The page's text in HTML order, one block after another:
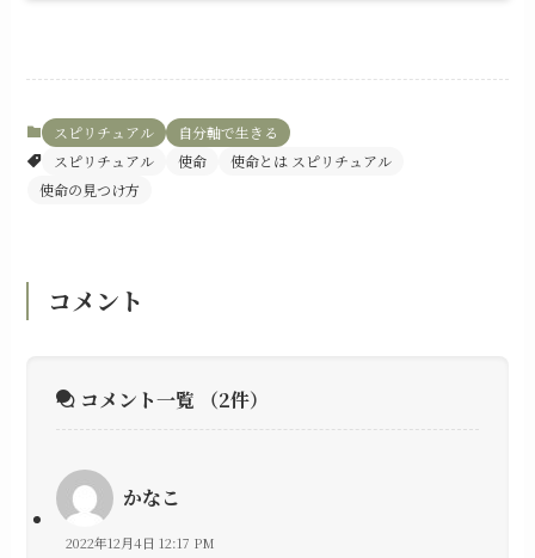
スピリチュアル
自分軸で生きる
スピリチュアル
使命
使命とは スピリチュアル
使命の見つけ方
コメント
コメント一覧 （2件）
かなこ
2022年12月4日 12:17 PM